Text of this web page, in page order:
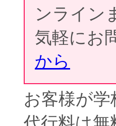
ンライン
気軽にお
から
お客様が